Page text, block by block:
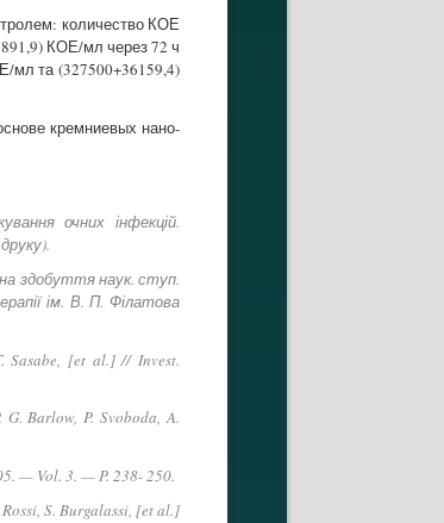
количество КОЕ
КОЕ/мл через 72 ч
мл та (327500+36159,4)
кремниевых нано-
очних інфекцій.
здобуття наук. ступ.
ім. В. П. Філатова
Sasabe, [et al.] // Invest.
Barlow, P. Svoboda, A.
— Vol. 3. — P. 238- 250.
S. Burgalassi, [et al.]